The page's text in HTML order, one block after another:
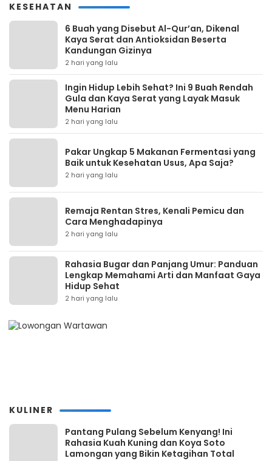
KESEHATAN
6 Buah yang Disebut Al-Qur’an, Dikenal
Kaya Serat dan Antioksidan Beserta
Kandungan Gizinya
2 hari yang lalu
Ingin Hidup Lebih Sehat? Ini 9 Buah Rendah
Gula dan Kaya Serat yang Layak Masuk
Menu Harian
2 hari yang lalu
Pakar Ungkap 5 Makanan Fermentasi yang
Baik untuk Kesehatan Usus, Apa Saja?
2 hari yang lalu
Remaja Rentan Stres, Kenali Pemicu dan
Cara Menghadapinya
2 hari yang lalu
Rahasia Bugar dan Panjang Umur: Panduan
Lengkap Memahami Arti dan Manfaat Gaya
Hidup Sehat
2 hari yang lalu
KULINER
Pantang Pulang Sebelum Kenyang! Ini
Rahasia Kuah Kuning dan Koya Soto
Lamongan yang Bikin Ketagihan Total